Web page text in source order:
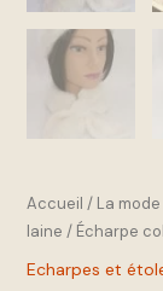
Accueil / La
laine / Écharpe
Echarpes et